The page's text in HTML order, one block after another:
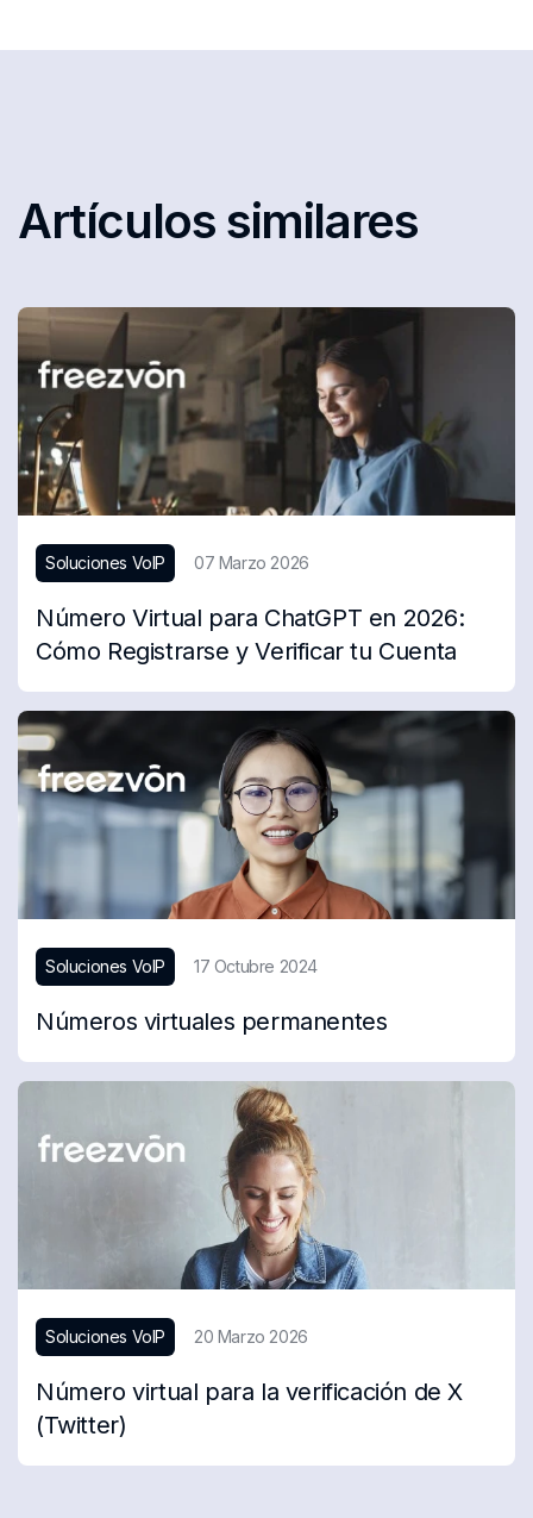
Artículos similares
Soluciones VoIP 07 Marzo 2026
Número Virtual para ChatGPT en 2026:
Cómo Registrarse y Verificar tu Cuenta
Soluciones VoIP 17 Octubre 2024
Números virtuales permanentes
Soluciones VoIP 20 Marzo 2026
Número virtual para la verificación de X
(Twitter)